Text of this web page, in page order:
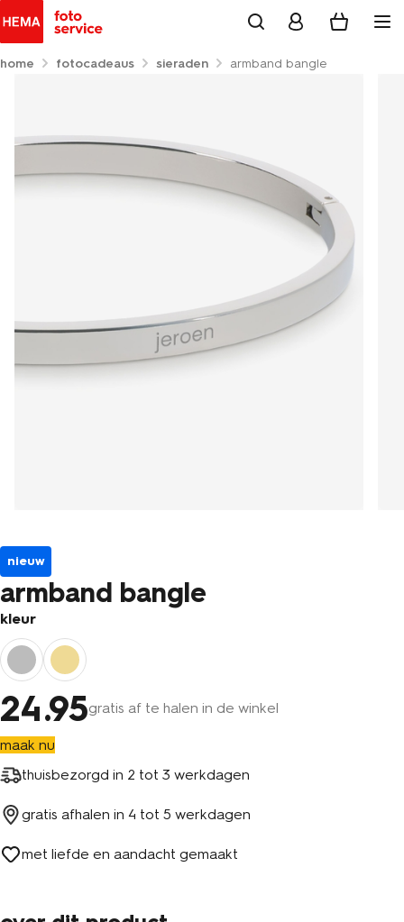
home fotocadeaus sieraden armband bangle
nieuw
armband bangle
kleur
24.95gratis af te halen in de winkel
maak nu
thuisbezorgd in 2 tot 3 werkdagen
gratis afhalen in 4 tot 5 werkdagen
met liefde en aandacht gemaakt